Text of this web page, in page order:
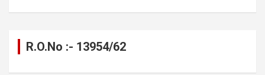
R.O.No :- 13954/62